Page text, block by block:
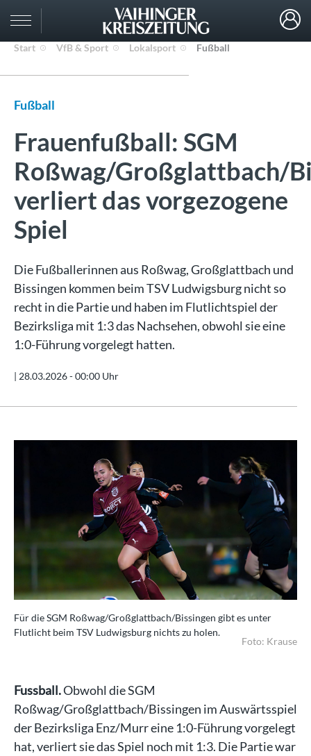
Start VfB & Sport Lokalsport Fußball
Fußball
Frauenfußball: SGM
Roßwag/Großglattbach/
verliert das vorgezogene
Spiel
Die Fußballerinnen aus Roßwag, Großglattbach und
Bissingen kommen beim TSV Ludwigsburg nicht so
recht in die Partie und haben im Flutlichtspiel der
Bezirksliga mit 1:3 das Nachsehen, obwohl sie eine
1:0-Führung vorgelegt hatten.
| 28.03.2026 - 00:00 Uhr
Für die SGM Roßwag/Großglattbach/Bissingen gibt es unter
Flutlicht beim TSV Ludwigsburg nichts zu holen.
Foto: Krause
Fussball.Obwohl die SGM
Roßwag/Großglattbach/Bissingen im Auswärtsspiel
der Bezirksliga Enz/Murr eine 1:0-Führung vorgelegt
hat, verliert sie das Spiel noch mit 1:3. Die Partie war